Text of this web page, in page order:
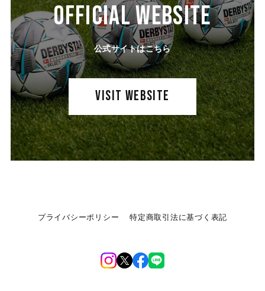
OFFICIAL WEBSITE
公式サイトはこちら
VISIT WEBSITE
プライバシーポリシー 特定商取引法に基づく表記